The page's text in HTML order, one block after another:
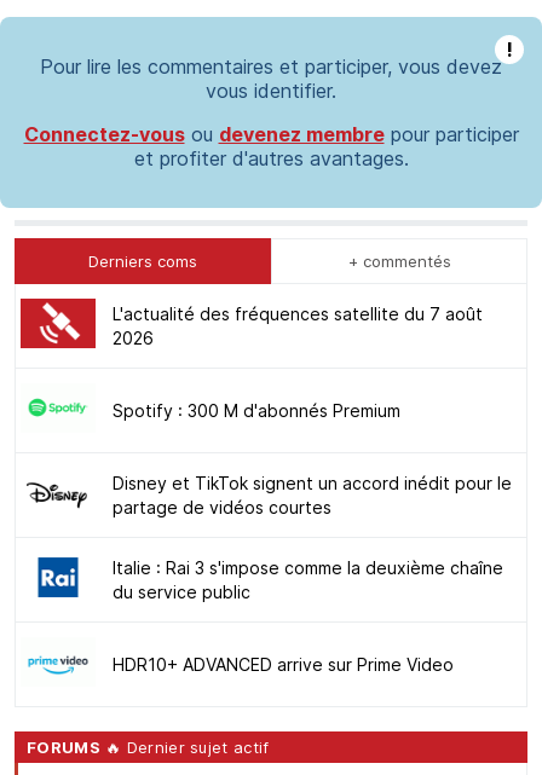
!
Pour lire les commentaires et participer, vous devez
vous identifier.
Connectez-vousou devenez membrepour participer
et profiter d'autres avantages.
Derniers coms + commentés
L'actualité des fréquences satellite du 7 août
2026
Spotify : 300 M d'abonnés Premium
Disney et TikTok signent un accord inédit pour le
partage de vidéos courtes
Italie : Rai 3 s'impose comme la deuxième chaîne
du service public
HDR10+ ADVANCED arrive sur Prime Video
FORUMS 🔥 Dernier sujet actif